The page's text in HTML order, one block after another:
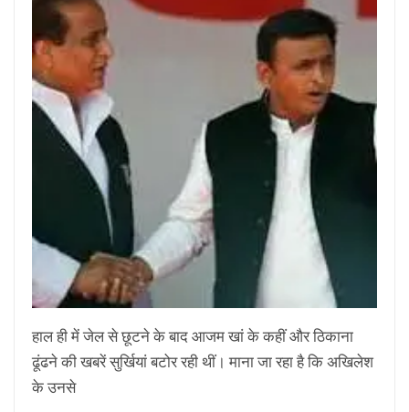
हाल ही में जेल से छूटने के बाद आजम खां के कहीं और ठिकाना
ढूंढने की खबरें सुर्खियां बटोर रही थीं। माना जा रहा है कि अखिलेश
के उनसे